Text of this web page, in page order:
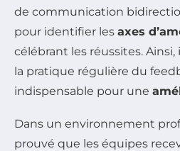
de communication
pour identifier les axes
célébrant les réussites.
la pratique régulière du
indispensable pour une
Dans un environnement
prouvé que les équipes